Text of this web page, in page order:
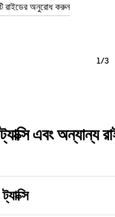
অনুরোধ করুন
1/3
এবং অন্যান্য